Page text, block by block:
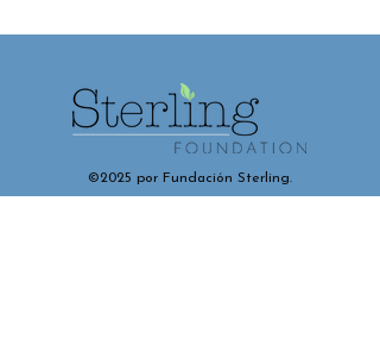
©2025 por Fundación Sterling.